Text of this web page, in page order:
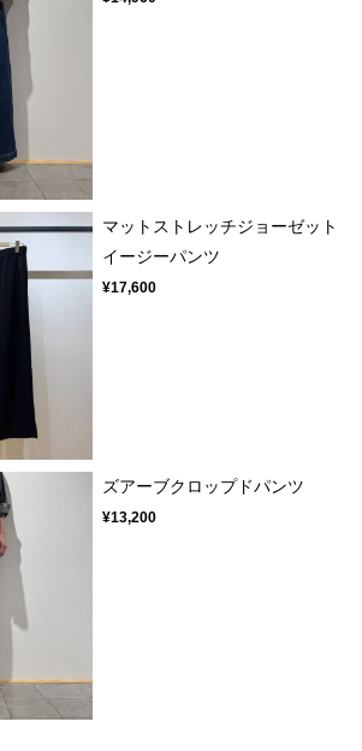
マットストレッチジョーゼット
イージーパンツ
¥17,600
ズアーブクロップドパンツ
¥13,200